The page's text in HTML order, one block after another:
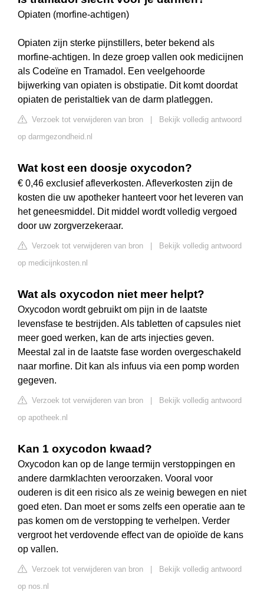
Opiaten (morfine-achtigen)
Opiaten zijn sterke pijnstillers, beter bekend als
morfine-achtigen. In deze groep vallen ook medicijnen
als Codeïne en Tramadol. Een veelgehoorde
bijwerking van opiaten is obstipatie. Dit komt doordat
opiaten de peristaltiek van de darm platleggen.
Verzoek tot verwijderen van bron
Bekijk volledig antwoord
op darmgezondheid.nl
Wat kost een doosje oxycodon?
€ 0,46 exclusief afleverkosten. Afleverkosten zijn de
kosten die uw apotheker hanteert voor het leveren van
het geneesmiddel. Dit middel wordt volledig vergoed
door uw zorgverzekeraar.
Verzoek tot verwijderen van bron
Bekijk volledig antwoord
op medicijnkosten.nl
Wat als oxycodon niet meer helpt?
Oxycodon wordt gebruikt om pijn in de laatste
levensfase te bestrijden. Als tabletten of capsules niet
meer goed werken, kan de arts injecties geven.
Meestal zal in de laatste fase worden overgeschakeld
naar morfine. Dit kan als infuus via een pomp worden
gegeven.
Verzoek tot verwijderen van bron
Bekijk volledig antwoord
op apotheek.nl
Kan 1 oxycodon kwaad?
Oxycodon kan op de lange termijn verstoppingen en
andere darmklachten veroorzaken. Vooral voor
ouderen is dit een risico als ze weinig bewegen en niet
goed eten. Dan moet er soms zelfs een operatie aan te
pas komen om de verstopping te verhelpen. Verder
vergroot het verdovende effect van de opioïde de kans
op vallen.
Verzoek tot verwijderen van bron
Bekijk volledig antwoord
op nos.nl